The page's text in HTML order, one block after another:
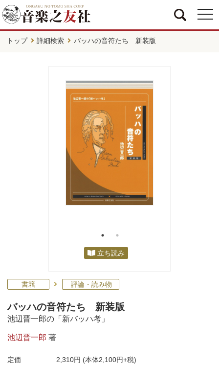
トップ 詳細検索 バッハの音符たち 新装版
立ち読み
書籍 評論・読み物
バッハの音符たち 新装版
池辺晋一郎の「新バッハ考」
池辺晋一郎 著
定価 2,310円 (本体2,100円+税)